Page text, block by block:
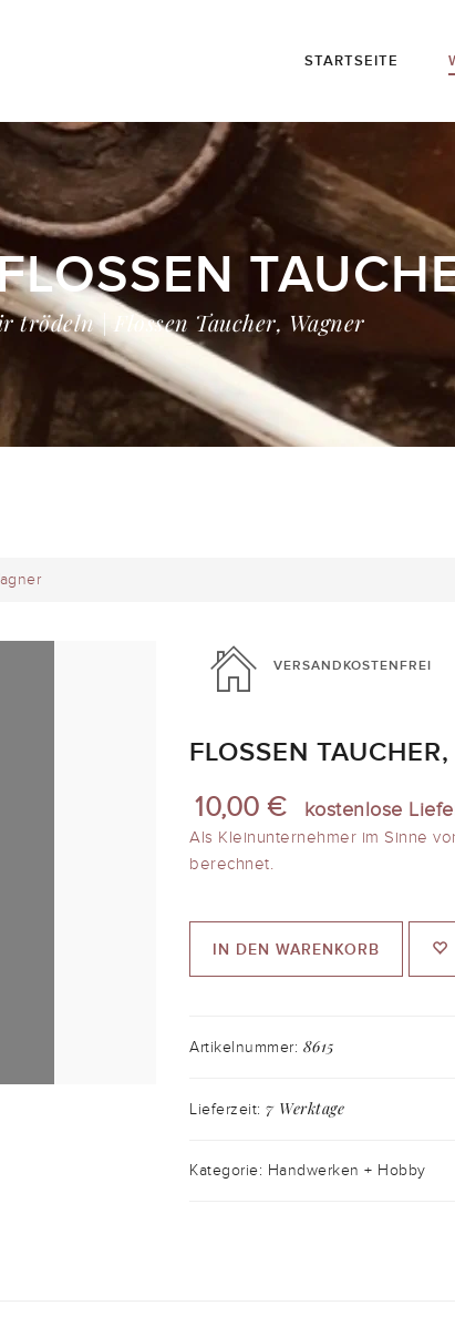
STARTSEITE
trödeln | Flossen Taucher, Wagner
VERSANDKOSTENFREI
FLOSSEN
10,00 € kostenlose
Als Kleinunternehmer im Sinne
berechnet.
IN DEN WARENKORB
Artikelnummer: 8615
Lieferzeit: 7 Werktage
Kategorie: Handwerken + Hobby